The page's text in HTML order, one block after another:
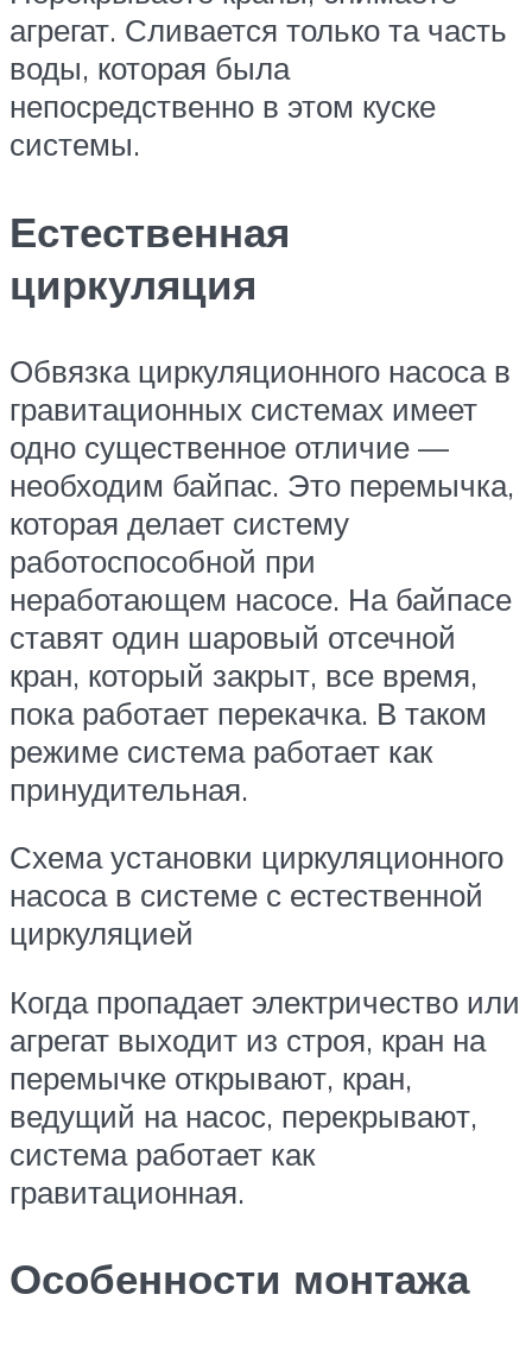
агрегат. Сливается только та часть
воды, которая была
непосредственно в этом куске
системы.
Естественная
циркуляция
Обвязка циркуляционного насоса в
гравитационных системах имеет
одно существенное отличие —
необходим байпас. Это перемычка,
которая делает систему
работоспособной при
неработающем насосе. На байпасе
ставят один шаровый отсечной
кран, который закрыт, все время,
пока работает перекачка. В таком
режиме система работает как
принудительная.
Схема установки циркуляционного
насоса в системе с естественной
циркуляцией
Когда пропадает электричество или
агрегат выходит из строя, кран на
перемычке открывают, кран,
ведущий на насос, перекрывают,
система работает как
гравитационная.
Особенности монтажа